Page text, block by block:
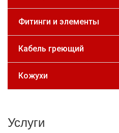
Фитинги и элементы
Кабель греющий
Кожухи
Услуги